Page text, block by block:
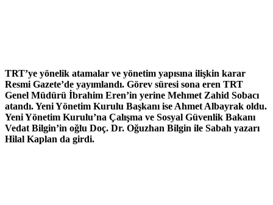
TRT’ye yönelik atamalar ve yönetim yapısına ilişkin karar
Resmi Gazete’de yayımlandı. Görev süresi sona eren TRT
Genel Müdürü İbrahim Eren’in yerine Mehmet Zahid Sobacı
atandı. Yeni Yönetim Kurulu Başkanı ise Ahmet Albayrak oldu.
Yeni Yönetim Kurulu’na Çalışma ve Sosyal Güvenlik Bakanı
Vedat Bilgin’in oğlu Doç. Dr. Oğuzhan Bilgin ile Sabah yazarı
Hilal Kaplan da girdi.